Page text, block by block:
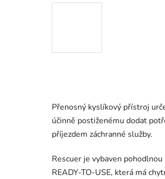
Přenosný kyslíkový přístroj
účinně postiženému dodat
příjezdem záchranné služby.
Rescuer je vybaven
READY-TO-USE, která má